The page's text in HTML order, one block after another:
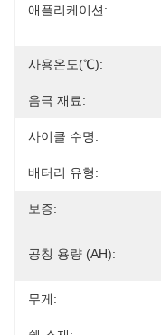
애플리케이션:
사용온도(℃):
음극 재료:
사이클 수명:
배터리 유형:
보증:
공칭 용량 (AH):
무게: